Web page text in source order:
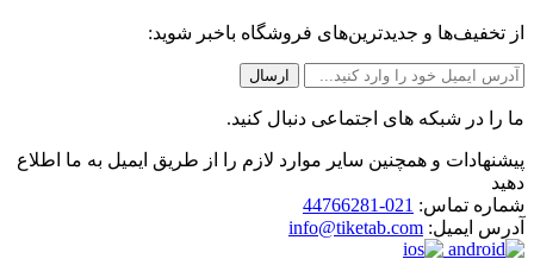
از تخفیف‌ها و جدیدترین‌های فروشگاه باخبر شوید:
ما را در شبکه های اجتماعی دنبال کنید.
پیشنهادات و همچنین سایر موارد لازم را از طریق ایمیل به ما اطلاع
دهید
شماره تماس: 021-44766281
آدرس ایمیل: info@tiketab.com